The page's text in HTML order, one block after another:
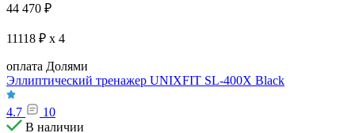
44 470 ₽
11118 ₽ x 4
оплата Долями
Эллиптический тренажер UNIXFIT SL-400X Black
4.7
10
В наличии